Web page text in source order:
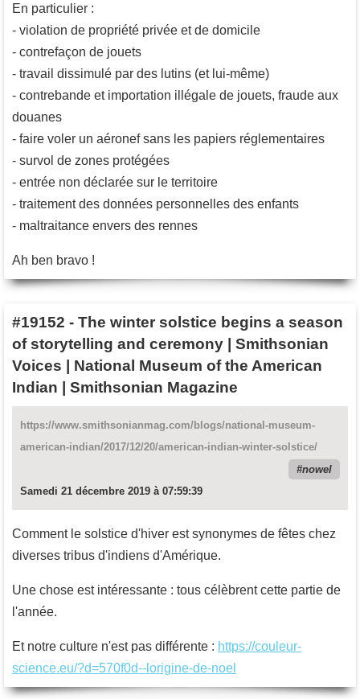
En particulier :
- violation de propriété privée et de domicile
- contrefaçon de jouets
- travail dissimulé par des lutins (et lui-même)
- contrebande et importation illégale de jouets, fraude aux
douanes
- faire voler un aéronef sans les papiers réglementaires
- survol de zones protégées
- entrée non déclarée sur le territoire
- traitement des données personnelles des enfants
- maltraitance envers des rennes
Ah ben bravo !
#19152 - The winter solstice begins a season
of storytelling and ceremony | Smithsonian
Voices | National Museum of the American
Indian | Smithsonian Magazine
https://www.smithsonianmag.com/blogs/national-museum-
american-indian/2017/12/20/american-indian-winter-solstice/
nowel
Samedi 21 décembre 2019 à 07:59:39
Comment le solstice d'hiver est synonymes de fêtes chez
diverses tribus d'indiens d'Amérique.
Une chose est intéressante : tous célèbrent cette partie de
l'année.
Et notre culture n'est pas différente : https://couleur-
science.eu/?d=570f0d--lorigine-de-noel